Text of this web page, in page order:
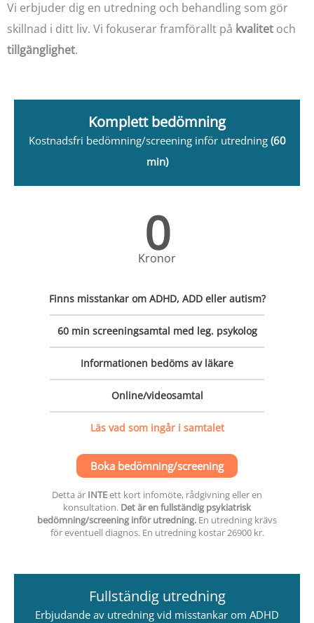
Vi erbjuder dig en utredning och behandling som gör
skillnad i ditt liv. Vi fokuserar framförallt på kvalitet och
tillgänglighet.
Komplett bedömning
Kostnadsfri bedömning/screening inför utredning (60
min)
0
Kronor
Finns misstankar om ADHD, ADD eller autism?
60 min screeningsamtal med leg. psykolog
Informationen bedöms av läkare
Online/videosamtal
Läs vad som ingår i samtalet
Boka bedömning/screening
Detta är INTEett kort infomöte, rådgivning eller en
konsultation. Det är en fullständig psykiatrisk
bedömning/screening inför utredning. En utredning krävs
för eventuell diagnos. En utredning kostar 26900 kr.
Fullständig utredning
Erbjudande av utredning vid misstankar om ADHD